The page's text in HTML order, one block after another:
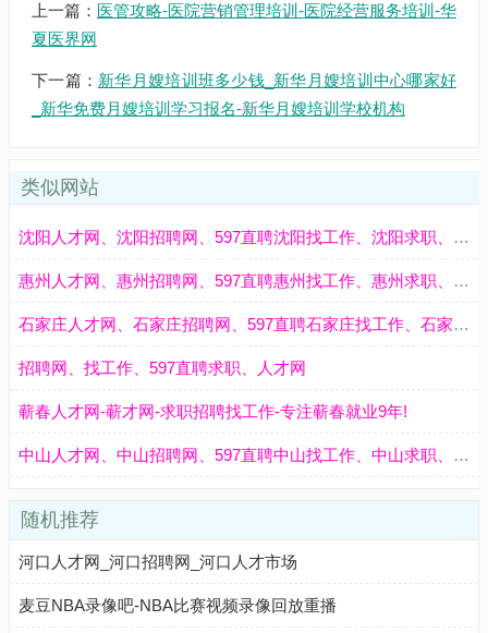
上一篇： 医管攻略-医院营销管理培训-医院经营服务培训-华
夏医界网
下一篇： 新华月嫂培训班多少钱_新华月嫂培训中心哪家好
_新华免费月嫂培训学习报名-新华月嫂培训学校机构
类似网站
沈阳人才网、沈阳招聘网、597直聘沈阳找工作、沈阳求职、沈阳人才市场
惠州人才网、惠州招聘网、597直聘惠州找工作、惠州求职、惠州人才市场
石家庄人才网、石家庄招聘网、597直聘石家庄找工作、石家庄求职、石家庄人才市场
招聘网、找工作、597直聘求职、人才网
蕲春人才网-蕲才网-求职招聘找工作-专注蕲春就业9年!
中山人才网、中山招聘网、597直聘中山找工作、中山求职、中山人才市场
随机推荐
河口人才网_河口招聘网_河口人才市场
麦豆NBA录像吧-NBA比赛视频录像回放重播